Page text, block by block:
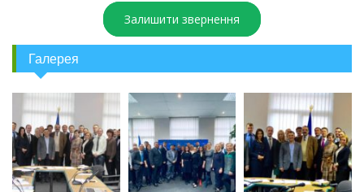
Залишити звернення
Галерея